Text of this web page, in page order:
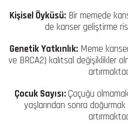
Kişisel Öyküsü: Bir memede
de kanser geliştirme
Genetik Yatkınlık: Meme
ve BRCA2) kalıtsal değişiklikler
Çocuk Sayısı: Çoçuğu
yaşlarından sonra